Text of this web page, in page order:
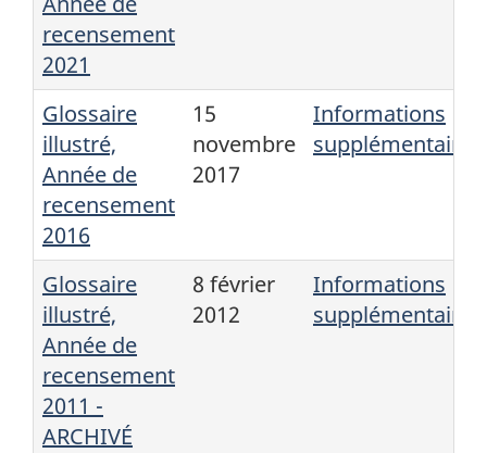
recensement
2021
Glossaire
illustré,
Année de
recensement
2016
15
novembre
2017
Informations
supplémentaires
Glossaire
illustré,
Année de
recensement
2011 -
ARCHIVÉ
8 février
2012
Informations
supplémentaires